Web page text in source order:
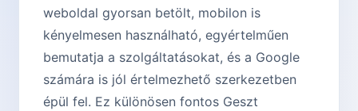
weboldal gyorsan betölt, mobilon is
kényelmesen használható, egyértelműen
bemutatja a szolgáltatásokat, és a Google
számára is jól értelmezhető szerkezetben
épül fel. Ez különösen fontos Geszt